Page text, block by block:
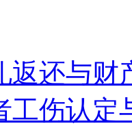
返还与财
工伤认定